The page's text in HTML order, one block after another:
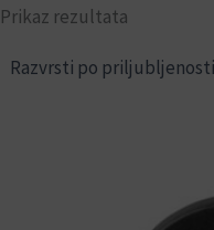
Prikaz rezultata